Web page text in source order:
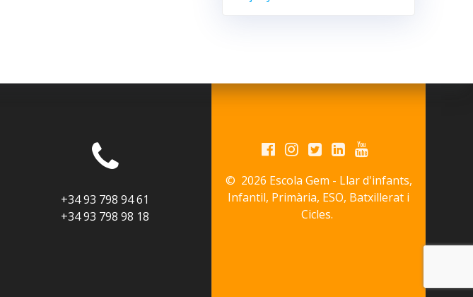
+34 93 798 94 61
+34 93 798 98 18
© 2026 Escola Gem - Llar d'infants,
Infantil, Primària, ESO, Batxillerat i
Cicles.